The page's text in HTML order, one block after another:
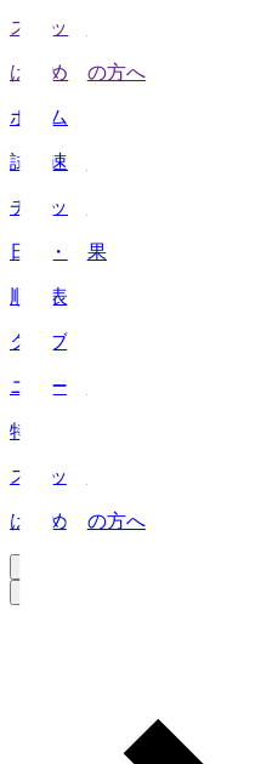
スタッツ
はじめての方へ
ホーム
試合速報
チケット
日程・結果
順位表
クラブ
ニュース
特集
スタッツ
はじめての方へ